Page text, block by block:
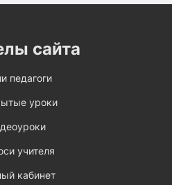
сайта
педагоги
уроки
учителя
кабинет